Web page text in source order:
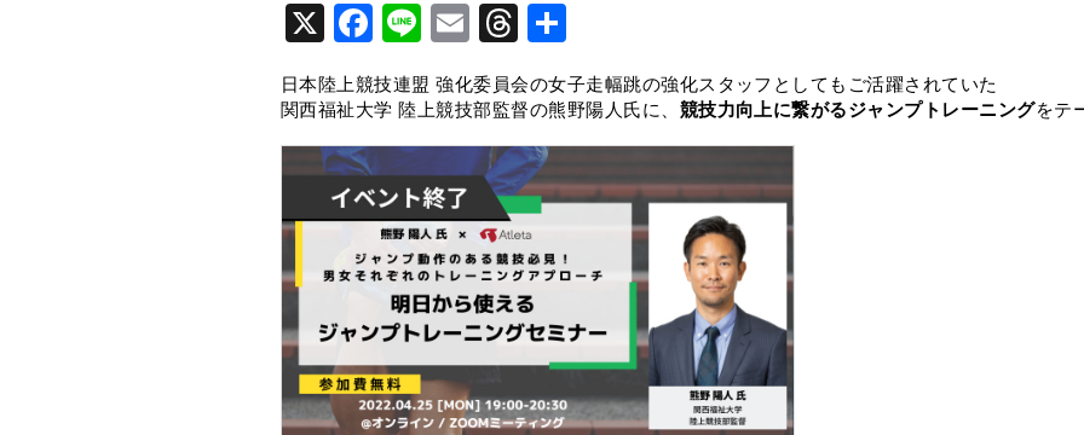
X
F
c
e
b
o
o
k
Li
e
E
ai
l
T
e
a
d
s
日本陸上競技連盟 強化委員会の女子走幅跳の強化スタッフとしてもご活躍されていた
関西福祉大学 陸上競技部監督の熊野陽人氏に、 競技力向上に繋がるジャンプトレーニングをテ